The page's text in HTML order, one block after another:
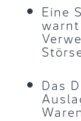
Eine
Das